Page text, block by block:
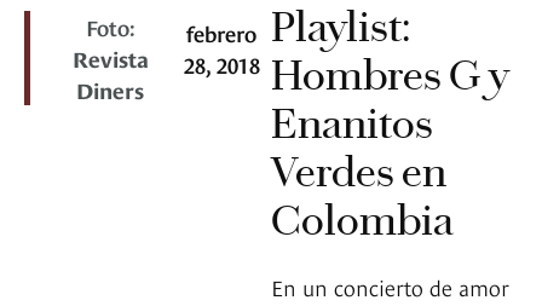
Foto:
Revista
Diners
febrero
28, 2018
Playlist:
Hombres G y
Enanitos
Verdes en
Colombia
En un concierto de amor